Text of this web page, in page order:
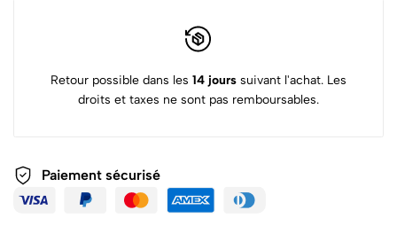
Retour possible dans les 14 jours suivant l'achat. Les
droits et taxes ne sont pas remboursables.
Paiement sécurisé